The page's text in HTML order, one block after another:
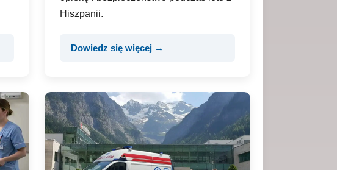
Hiszpanii.
Dowiedz się więcej →